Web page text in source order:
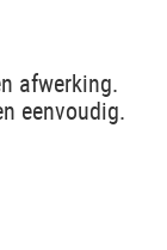
afwerking.
eenvoudig.